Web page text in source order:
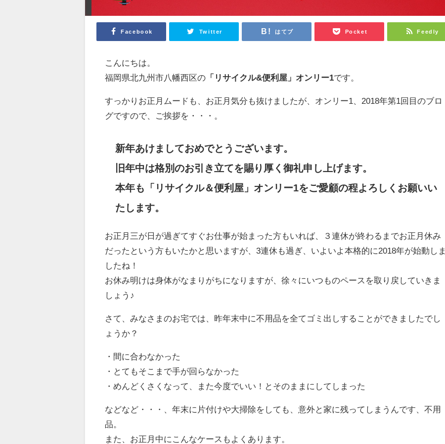
Facebook Twitter はてブ Pocket Feedly
こんにちは。
福岡県北九州市八幡西区の 「リサイクル&便利屋」オンリー1です。
すっかりお正月ムードも、お正月気分も抜けましたが、オンリー1、2018年第1回目のブロ
グですので、ご挨拶を・・・。
新年あけましておめでとうございます。
旧年中は格別のお引き立てを賜り厚く御礼申し上げます。
本年も「リサイクル＆便利屋」オンリー1をご愛顧の程よろしくお願いい
たします。
お正月三が日が過ぎてすぐお仕事が始まった方もいれば、３連休が終わるまでお正月休み
だったという方もいたかと思いますが、3連休も過ぎ、いよいよ本格的に2018年が始動しま
したね！
お休み明けは身体がなまりがちになりますが、徐々にいつものペースを取り戻していきま
しょう♪
さて、みなさまのお宅では、昨年末中に不用品を全てゴミ出しすることができましたでし
ょうか？
・間に合わなかった
・とてもそこまで手が回らなかった
・めんどくさくなって、また今度でいい！とそのままにしてしまった
などなど・・・、年末に片付けや大掃除をしても、意外と家に残ってしまうんです、不用
品。
また、お正月中にこんなケースもよくあります。